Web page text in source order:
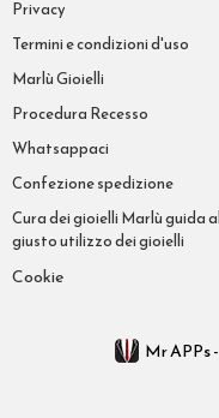
Privacy
Termini e condizioni d'uso
Marlù Gioielli
Procedura Recesso
Whatsappaci
Confezione spedizione
Cura dei gioielli Marlù guida al
giusto utilizzo dei gioielli
Cookie
Mr APPs